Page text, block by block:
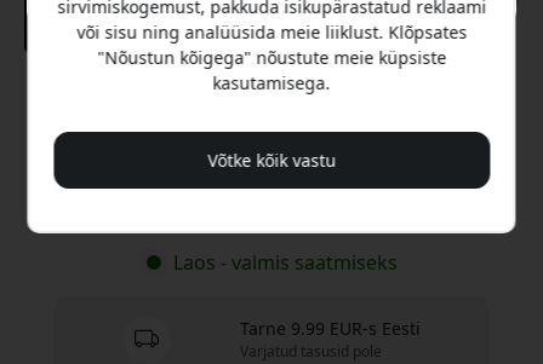
Soovitatav hind
89.99 EUR
Laos - valmis saatmiseks
Tarne 9.99 EUR-s Eesti
Varjatud tasusid pole
sirvimiskogemust, pakkuda isikupärastatud reklaami
või sisu ning analüüsida meie liiklust. Klõpsates
"Nõustun kõigega" nõustute meie küpsiste
kasutamisega.
Võtke kõik vastu